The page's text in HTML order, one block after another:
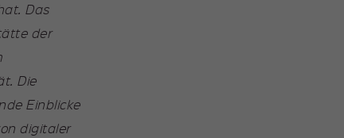
Das
der
Die
Einblicke
digitaler